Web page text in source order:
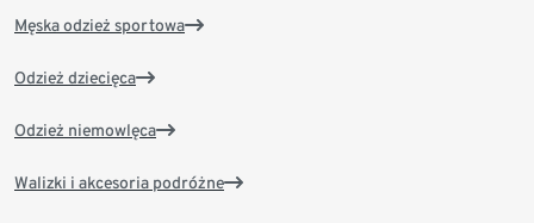
Męska odzież sportowa
Odzież dziecięca
Odzież niemowlęca
Walizki i akcesoria podróżne